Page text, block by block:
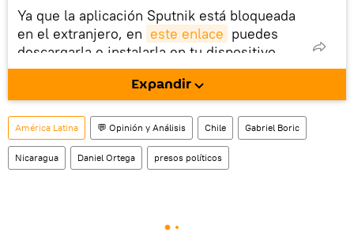
Ya que la aplicación Sputnik está bloqueada
en el extranjero, en este enlace puedes
descargarla e instalarla en tu dispositivo
móvil (¡solo para Android!).
También tenemos una cuenta en la red
social rusa VK .
Expandir
América Latina 💬 Opinión y Análisis Chile Gabriel Boric
Nicaragua Daniel Ortega presos políticos